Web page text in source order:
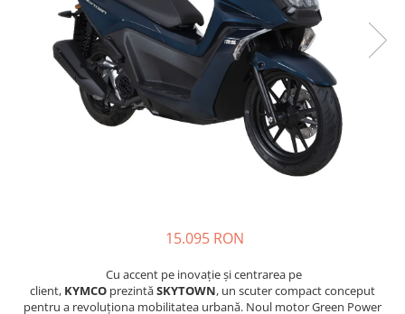
Incaltaminte Barbati
Imbracaminte functionala
Echipamente de ploaie
Protectii
Proiectoare
Protectii motor
Sisteme comunicatie
Suport telefon
15.095 RON
Cu accent pe inovație și centrarea pe
client, KYMCO prezintăSKYTOWN, un scuter compact conceput
pentru a revoluționa mobilitatea urbană. Noul motor Green Power